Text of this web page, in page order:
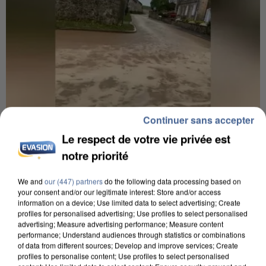
7h56
boue en Haute-Savoie
Son corps a été retrouvé à cinq kilomètres de là.
Le respect de votre vie privée est
notre priorité
We and our (447) partnersdo the following data processing based on
your consent and/or our legitimate interest: Store and/or access
information on a device; Use limited data to select advertising; Create
profiles for personalised advertising; Use profiles to select personalised
advertising; Measure advertising performance; Measure content
performance; Understand audiences through statistics or combinations
of data from different sources; Develop and improve services; Create
profiles to personalise content; Use profiles to select personalised
Continuer sans accepter